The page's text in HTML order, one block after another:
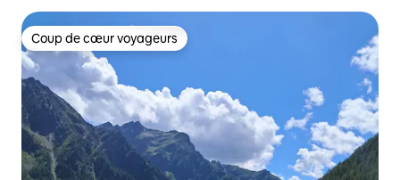
Coup de cœur voyageurs
Coup de cœur voyageurs